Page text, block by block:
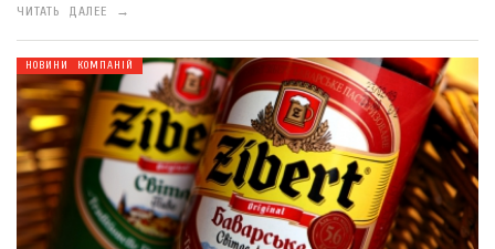
ЧИТАТЬ ДАЛЕЕ →
НОВИНИ КОМПАНІЙ